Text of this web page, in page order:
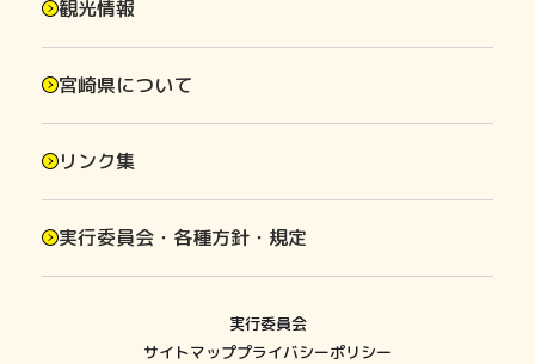
観光情報
宮崎県について
リンク集
実行委員会・各種方針・規定
実行委員会
サイトマッププライバシーポリシー